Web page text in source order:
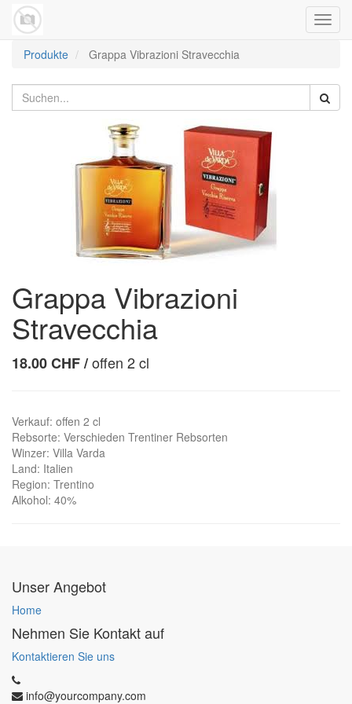
Produkte
Grappa Vibrazioni Stravecchia
Grappa Vibrazioni
Stravecchia
18.00CHF/offen 2 cl
Verkauf: offen 2 cl
Rebsorte: Verschieden Trentiner Rebsorten
Winzer: Villa Varda
Land: Italien
Region: Trentino
Alkohol: 40%
Unser Angebot
Home
Nehmen Sie Kontakt auf
Kontaktieren Sie uns
info@yourcompany.com